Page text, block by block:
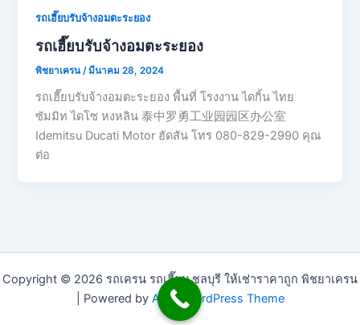
รถเฮี๊ยบรับจ้างอมตะระยอง
รถเฮี๊ยบรับจ้างอมตะระยอง
พิชยาเครน/มีนาคม 28, 2024
รถเฮี๊ยบรับจ้างอมตะระยอง พื้นที่ โรงงาน ไดกิ้น ไทย
ซัมมิท ไดโซ หงหลิน 泰中罗勇工业园园区办公室
Idemitsu Ducati Motor ฮัดสัน โทร 080-829-2990 คุณ
ต่อ
Copyright © 2026 รถเครน รถเฮี๊ยบ ชลบุรี ให้เช่าราคาถูก พิชยาเครน
| Powered by Astra WordPress Theme